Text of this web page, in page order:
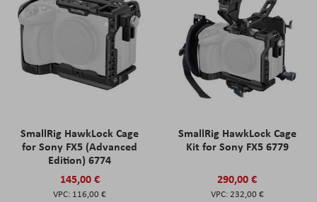
SmallRig HawkLock Cage
for Sony FX5 (Advanced
Edition) 6774
145,00 €
116,00 €
SmallRig HawkLock Cage
Kit for Sony FX5 6779
290,00 €
232,00 €